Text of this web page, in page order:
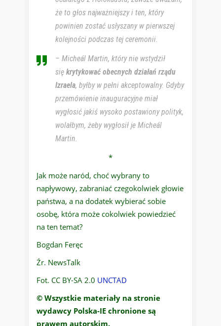
że to głos najważniejszy i ten, który
powinien zostać usłyszany w pierwszej
kolejności podczas tej ceremonii.
– Micheál Martin, który nie wstydził
się krytykować obecnych działań rządu
Izraela, byłby w pełni akceptowalny. Gdyby
przemówienie inauguracyjne miał
wygłosić jakiś wysoko postawiony polityk,
wolałbym, żeby wygłosił je Micheál
Martin.
*
Jak może naród, choć wybrany to
napływowy, zabraniać czegokolwiek głowie
państwa, a na dodatek wybierać sobie
osobę, która może cokolwiek powiedzieć
na ten temat?
Bogdan Feręc
Źr. NewsTalk
Fot. CC BY-SA 2.0 UNCTAD
© Wszystkie materiały na stronie
wydawcy Polska-IE chronione są
prawem autorskim.